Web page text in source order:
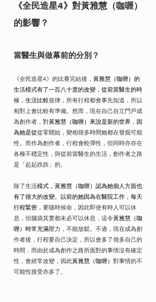
《全民造星4》對黃雅慧（咖喱）
的影響？
當醫生與做幕前的分別？
《全民造星4》的比賽完結後， 黃雅慧（咖喱）的
生活模式有了一百八十度的改變，從前當醫生的時
候，生活比較規律，所有行程都會事先知道，所以
相對上會比較有準備。然而，現在自己自立門戶成
為創作者，對黃雅慧（咖喱）來說是新的世界，因
為她是從從零開始，變相很多時間她都在發掘可能
性。而作為創作者，行程會較彈性，但同時亦存在
各種不穩定性，與從前當醫生的生活，創作者之路
是「起起跌跌」的。
除了生活模式，黃雅慧（咖喱）認為她個人方面也
有了很大的改變。以前的她因為在醫院工作，每天
行程緊密， 要隨時候命，因此即使有時人可以休
息，但腦袋其實都未必可以休息，這令黃雅慧（咖
喱）時常充滿壓力，不能放鬆。不過，現在成為創
作者後，行程要自己決定，所以會多了很多自己的
時間，而由於成為創作之路所面對的事情沒有確定
性，會經常改變，因此黃雅慧（咖喱） 對事情的不
可能性接受亦多了。